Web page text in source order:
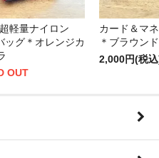
超軽量ナイロン
ッグ＊オレンジカ
OUT
カード＆マ
＊ブラウン
2,000円(税